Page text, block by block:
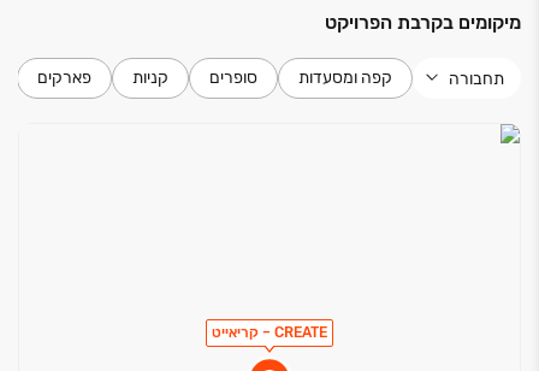
מיקומים בקרבת הפרויקט
תחבורה קפה ומסעדות סופרים קניות פארקים
CREATE – קריאייט